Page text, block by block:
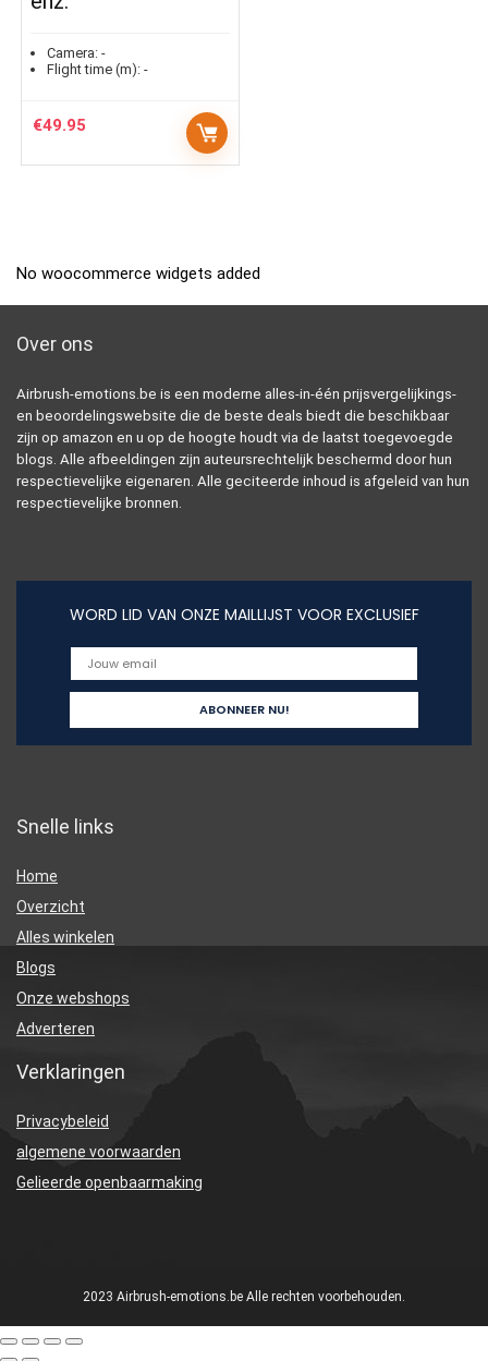
Camera: -
Flight time (m): -
€49.95
No woocommerce widgets added
Over ons
Airbrush-emotions.be is een moderne alles-in-één prijsvergelijkings-
en beoordelingswebsite die de beste deals biedt die beschikbaar
zijn op amazon en u op de hoogte houdt via de laatst toegevoegde
blogs. Alle afbeeldingen zijn auteursrechtelijk beschermd door hun
respectievelijke eigenaren. Alle geciteerde inhoud is afgeleid van hun
respectievelijke bronnen.
WORD LID VAN ONZE MAILLIJST VOOR EXCLUSIEF
Snelle links
Home
Overzicht
Alles winkelen
Blogs
Onze webshops
Adverteren
Verklaringen
Privacybeleid
algemene voorwaarden
Gelieerde openbaarmaking
2023 Airbrush-emotions.be Alle rechten voorbehouden.